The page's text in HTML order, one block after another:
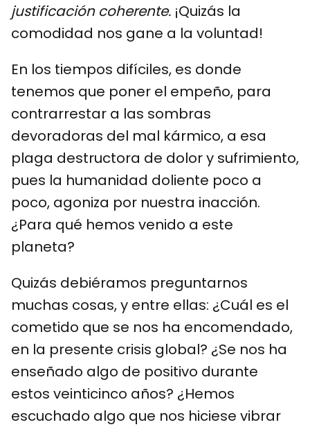
justificación coherente. ¡Quizás la
comodidad nos gane a la voluntad!
En los tiempos difíciles, es donde
tenemos que poner el empeño, para
contrarrestar a las sombras
devoradoras del mal kármico, a esa
plaga destructora de dolor y sufrimiento,
pues la humanidad doliente poco a
poco, agoniza por nuestra inacción.
¿Para qué hemos venido a este
planeta?
Quizás debiéramos preguntarnos
muchas cosas, y entre ellas: ¿Cuál es el
cometido que se nos ha encomendado,
en la presente crisis global? ¿Se nos ha
enseñado algo de positivo durante
estos veinticinco años? ¿Hemos
escuchado algo que nos hiciese vibrar